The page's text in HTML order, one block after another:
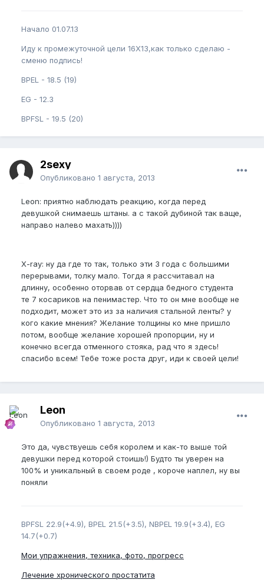
Начало 01.07.13
Иду к промежуточной цели 16Х13,как только сделаю -
сменю подпись!
BPEL - 18.5 (19)
EG - 12.3
BPFSL - 19.5 (20)
2sexy
Опубликовано 1 августа, 2013
Leon: приятно наблюдать реакцию, когда перед
девушкой снимаешь штаны. а с такой дубиной так ваще,
направо налево махать))))
X-ray: ну да где то так, только эти 3 года с большими
перерывами, толку мало. Тогда я рассчитавал на
длинну, особенно оторвав от сердца бедного студента
те 7 косариков на пенимастер. Что то он мне вообще не
подходит, может это из за наличия стальной ленты? у
кого какие мнения? Желание толщины ко мне пришло
потом, вообще желание хорошей пропорции, ну и
конечно всегда отменного стояка, рад что я здесь!
спасибо всем! Тебе тоже роста друг, иди к своей цели!
Leon
Опубликовано 1 августа, 2013
Это да, чувствуешь себя королем и как-то выше той
девушки перед которой стоишь!) Будто ты уверен на
100% и уникальный в своем роде , короче наплел, ну вы
поняли
BPFSL 22.9(+4.9), BPEL 21.5(+3.5), NBPEL 19.9(+3.4), EG
14.7(+0.7)
Мои упражнения, техника, фото, прогресс
Лечение хронического простатита